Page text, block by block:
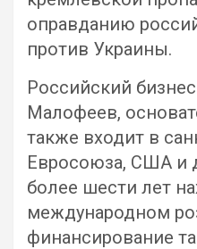
оправданию
против Украины.
Российский
Малофеев,
также входит в
Евросоюза, США и
более шести лет
международном
финансирование